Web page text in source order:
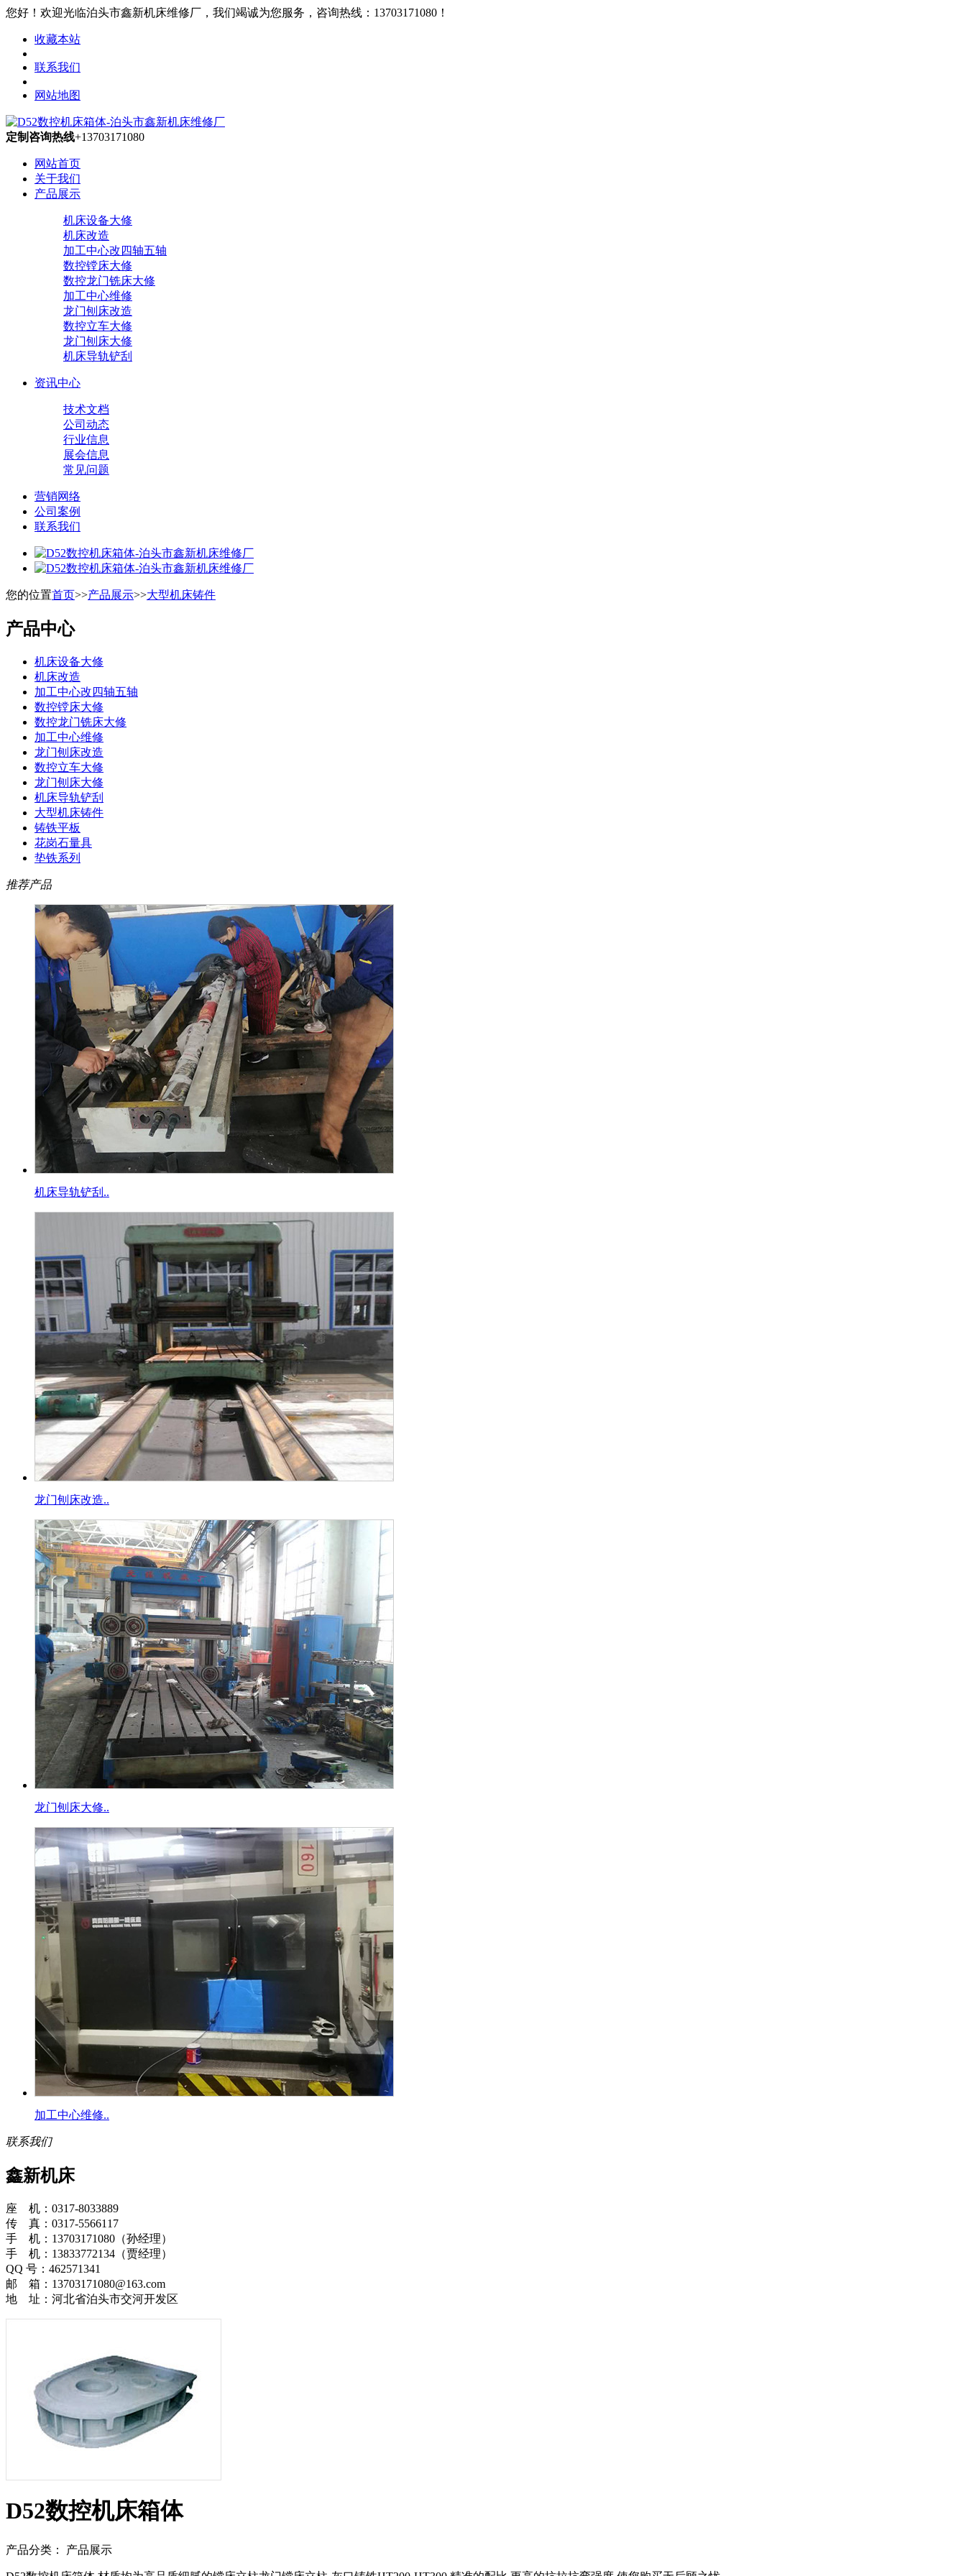
您好！欢迎光临泊头市鑫新机床维修厂，我们竭诚为您服务，咨询热线：13703171080！
收藏本站
联系我们
网站地图
定制咨询热线+13703171080
网站首页
关于我们
产品展示
机床设备大修
机床改造
加工中心改四轴五轴
数控镗床大修
数控龙门铣床大修
加工中心维修
龙门刨床改造
数控立车大修
龙门刨床大修
机床导轨铲刮
资讯中心
技术文档
公司动态
行业信息
展会信息
常见问题
营销网络
公司案例
联系我们
您的位置首页>>产品展示>>大型机床铸件
产品中心
机床设备大修
机床改造
加工中心改四轴五轴
数控镗床大修
数控龙门铣床大修
加工中心维修
龙门刨床改造
数控立车大修
龙门刨床大修
机床导轨铲刮
大型机床铸件
铸铁平板
花岗石量具
垫铁系列
推荐产品
机床导轨铲刮..
龙门刨床改造..
龙门刨床大修..
加工中心维修..
联系我们
鑫新机床
座 机：0317-8033889
传 真：0317-5566117
手 机：13703171080（孙经理）
手 机：13833772134（贾经理）
QQ 号：462571341
邮 箱：13703171080@163.com
地 址：河北省泊头市交河开发区
D52数控机床箱体
产品分类： 产品展示